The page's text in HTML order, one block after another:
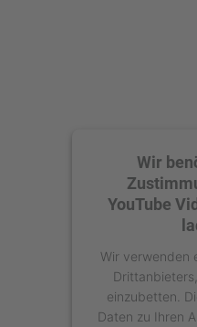
Wir
YouTube
Wir verwenden
einzubetten.
Daten zu Ihren